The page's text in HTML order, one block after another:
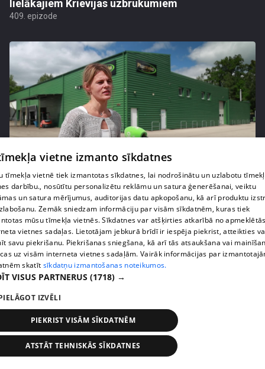
lielākajiem Krievijas uzbrukumiem
409. epizode
Melleņu zelta drudzis: kas nosaka iepirkuma
cenu?
409. epizode
vietne izmanto sīkdatnes
tīmekļa vietnē tiek izmantotas sīkdatnes, lai nodrošinātu un uzlabotu
darbību., nosūtītu personalizētu reklāmu un satura ģenerēšanai, veiktu
un satura mērījumus, auditorijas datu apkopošanu, kā arī produktu
Zemāk sniedzam informāciju par visām sīkdatnēm, kuras tiek
mūsu tīmekļa vietnēs. Sīkdatnes var atšķirties atkarībā no
vietnes sadaļas. Lietotājam jebkurā brīdī ir iespēja piekrist, atteikties
savu piekrišanu. Piekrišanas sniegšana, kā arī tās atsaukšana vai
uz visām interneta vietnes sadaļām. Vairāk informācijas par
skatīt sīkdatņu izmantošanas noteikumos.
VISUS PARTNERUS (1718) →
IZVĒLI
PIEKRIST VISĀM SĪKDATNĒM
ATSTĀT TEHNISKĀS SĪKDATNES